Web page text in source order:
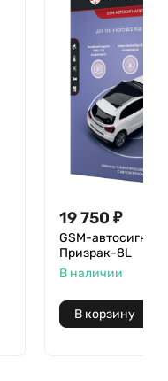
19 750 ₽
GSM-
Призрак-8L
В наличии
В корзину